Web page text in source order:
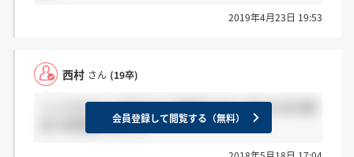
2019年4月23日 19:53
西村 さん (19卒)
＞トヨタさん 25日までに結果を出すと言われ本日郵
送で結果届きました会員登録して閲覧する（無料）